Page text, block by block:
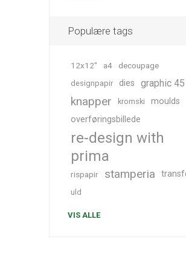
Populære tags
12x12" a4 decoupage
designpapir dies graphic 45
knapper kromski
moulds
overføringsbillede
re-design with
prima
rispapir stamperia
uld
VIS ALLE